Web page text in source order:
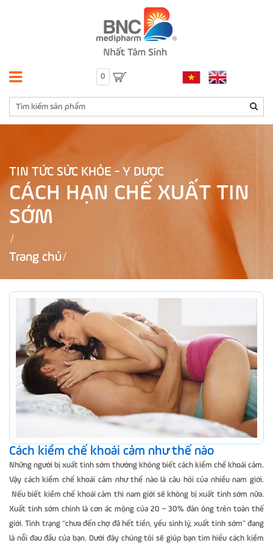
0
TIN TỨC SỨC KHỎE - Y DƯỢC
CÁCH HẠN CHẾ XUẤT TIN
SỚM
Trang chủ
Cách kiềm chế khoái cảm như thế nào
Những người bị xuất tinh sớm thường không biết cách kiềm chế khoái cảm.
Vậy cách kiềm chế khoái cảm như thế nào là câu hỏi của nhiều nam giới.
Nếu biết kiềm chế khoái cảm thì nam giới sẽ không bị xuất tinh sớm nữa.
Xuất tinh sớm chính là cơn ác mộng của 20 – 30% đàn ông trên toàn thế
giới. Tình trạng “chưa đến chợ đã hết tiền, yếu sinh lý, xuất tinh sớm” đang
là nỗi đau đầu của bạn. Dưới đây chúng tôi sẽ giúp bạn tìm hiểu cách kiềm